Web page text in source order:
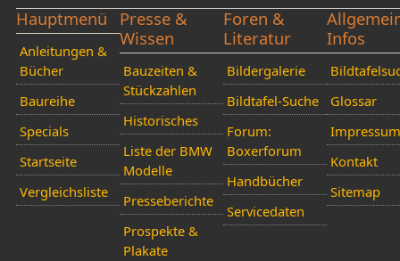
Hauptmenü
Anleitungen &
Bücher
Baureihe
Specials
Startseite
Vergleichsliste
Presse &
Wissen
Bauzeiten &
Stückzahlen
Historisches
Liste der BMW
Modelle
Presseberichte
Prospekte &
Plakate
Foren &
Literatur
Bildergalerie
Bildtafel-Suche
Forum:
Boxerforum
Handbücher
Servicedaten
Infos
Glossar
Impressum
Kontakt
Sitemap